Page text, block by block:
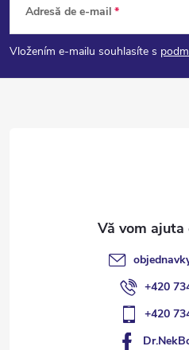
u
b
Adresă de e-mail
Vložením e-mailu souhlasíte s
+420
+420